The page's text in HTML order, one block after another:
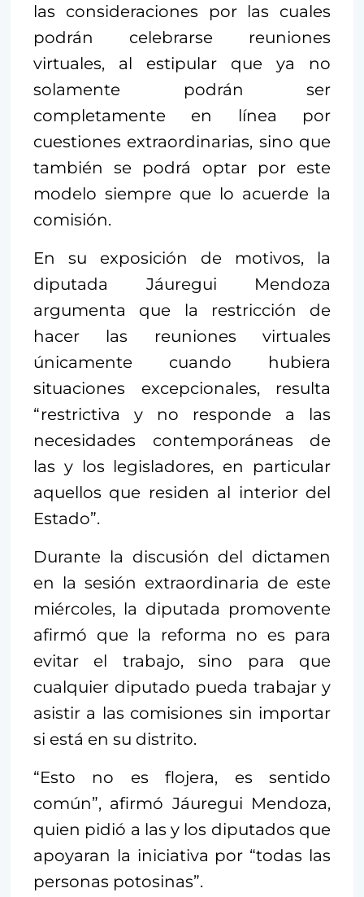
las consideraciones por las cuales
podrán celebrarse reuniones
virtuales, al estipular que ya no
solamente podrán ser
completamente en línea por
cuestiones extraordinarias, sino que
también se podrá optar por este
modelo siempre que lo acuerde la
comisión.
En su exposición de motivos, la
diputada Jáuregui Mendoza
argumenta que la restricción de
hacer las reuniones virtuales
únicamente cuando hubiera
situaciones excepcionales, resulta
“restrictiva y no responde a las
necesidades contemporáneas de
las y los legisladores, en particular
aquellos que residen al interior del
Estado”.
Durante la discusión del dictamen
en la sesión extraordinaria de este
miércoles, la diputada promovente
afirmó que la reforma no es para
evitar el trabajo, sino para que
cualquier diputado pueda trabajar y
asistir a las comisiones sin importar
si está en su distrito.
“Esto no es flojera, es sentido
común”, afirmó Jáuregui Mendoza,
quien pidió a las y los diputados que
apoyaran la iniciativa por “todas las
personas potosinas”.